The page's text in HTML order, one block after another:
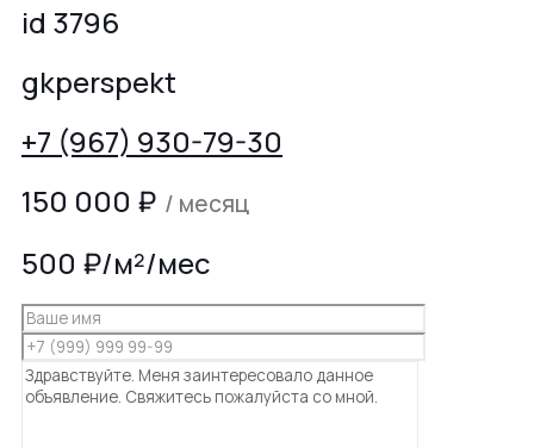
id 3796
gkperspekt
+7 (967) 930-79-30
150 000 ₽ / месяц
500 ₽/м²/мес